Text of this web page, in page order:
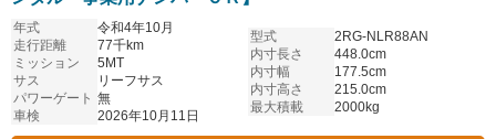
年式
令和4年10月
走行距離
77千km
ミッション
5MT
サス
リーフサス
パワーゲート 無
車検
2026年10月11日
型式
2RG-NLR88AN
内寸長さ
448.0cm
内寸幅
177.5cm
内寸高さ
215.0cm
最大積載
2000kg